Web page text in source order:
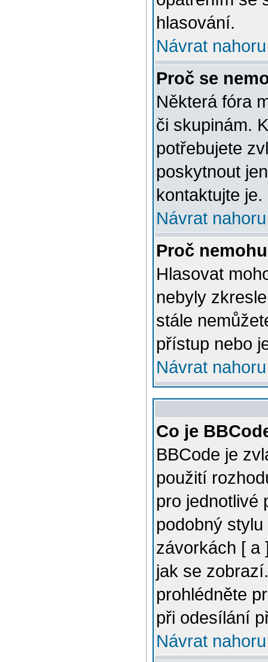
hlasování.
Návrat nahoru
Proč se
Některá fóra
či skupinám.
potřebujete
poskytnout
kontaktujte je.
Návrat nahoru
Proč
Hlasovat
nebyly
stále
přístup nebo
Návrat nahoru
Co je
BBCode je
použití
pro jednotlivé
podobný
závorkách [ a
jak se
prohlédněte
při odesílání
Návrat nahoru